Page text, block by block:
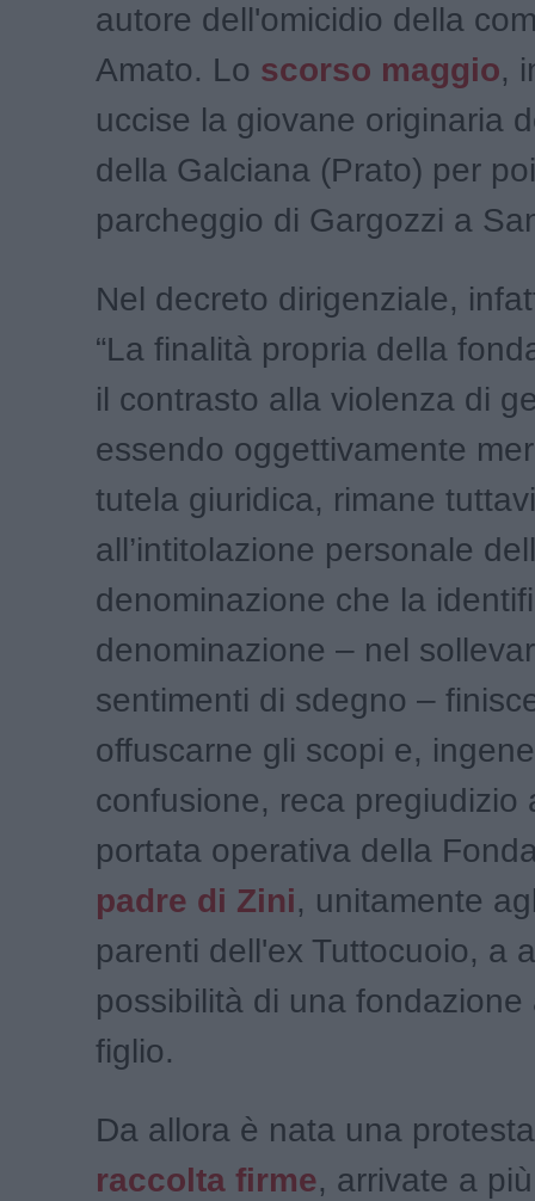
autore dell'omicidio della
Amato. Lo scorso maggio,
uccise la giovane originaria
della Galciana (Prato) per
parcheggio di Gargozzi a
Nel decreto dirigenziale,
“La finalità propria della
il contrasto alla violenza di
essendo oggettivamente
tutela giuridica, rimane
all’intitolazione personale
denominazione che la
denominazione – nel
sentimenti di sdegno –
offuscarne gli scopi e,
confusione, reca pregiudizio
portata operativa della
padre di Zini, unitamente
parenti dell'ex Tuttocuoio, a
possibilità di una fondazione
figlio.
Da allora è nata una
raccolta firme, arrivate a